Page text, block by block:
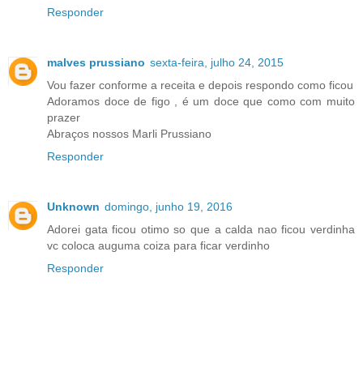
Responder
malves prussiano sexta-feira, julho 24, 2015
Vou fazer conforme a receita e depois respondo como ficou
Adoramos doce de figo , é um doce que como com muito
prazer
Abraços nossos Marli Prussiano
Responder
Unknown domingo, junho 19, 2016
Adorei gata ficou otimo so que a calda nao ficou verdinha
vc coloca auguma coiza para ficar verdinho
Responder